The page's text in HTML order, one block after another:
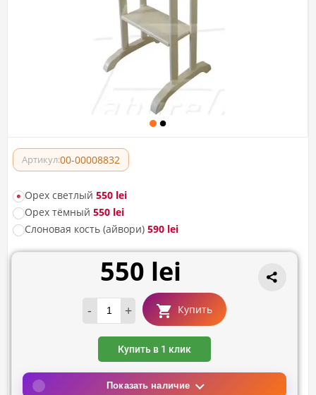
Артикул:00-00008832
Орех светлый 550 lei
Орех тёмный 550 lei
Слоновая кость (айвори) 590 lei
550 lei
- + Купить
Купить в 1 клик
Показать наличие